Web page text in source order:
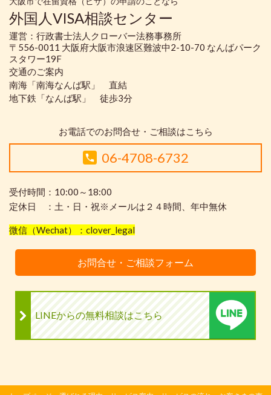
外国人VISA相談センター
運営：行政書士法人クローバー法務事務所
〒556-0011 大阪府大阪市浪速区難波中2-10-70 なんばパーク
スタワー19F
交通のご案内
南海「南海なんば駅」 直結
地下鉄「なんば駅」 徒歩3分
お電話でのお問合せ・ご相談はこちら
06-4708-6732
受付時間：10:00～18:00
定休日 ：土・日・祝※メールは２４時間、年中無休
微信（Wechat）：clover_legal
お問合せ・ご相談フォーム
LINEからの無料相談はこちら